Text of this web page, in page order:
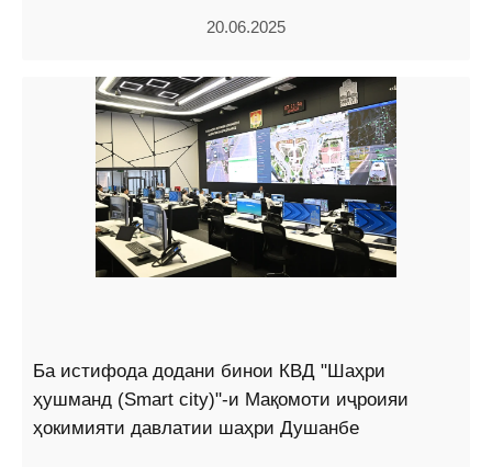
20.06.2025
Ба истифода додани бинои КВД "Шаҳри
ҳушманд (Smart city)"-и Мақомоти иҷроияи
ҳокимияти давлатии шаҳри Душанбе